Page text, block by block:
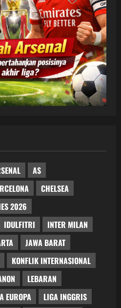
AS
CHELSEA
2026
IDULFITRI
INTER MILAN
JAWA BARAT
KONFLIK INTERNASIONAL
LEBARAN
EUROPA
LIGA INGGRIS